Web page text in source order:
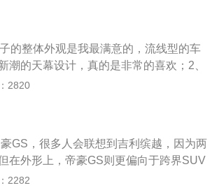
材质非常好，做工也很精细，车内到处
是满意。中控台和车门的衬板摸起来手感
，另外整车内饰很注重科技感的融入，处
车内乘用空间足够用，后排也很宽敞，
驶位，还是在后排乘坐。都没有丝毫的压
的整体外观是我最满意的，流线型的车
的天幕设计，真的是非常的喜欢；2、
相中了这车的外观才来选车购车的，我也
能体现出中国风的元素，让人感觉很是满
出奇的好，完全可以有高挡车的感觉，另
都有科技线条的印记，让人很是喜欢；
，1米8的大个子不论是在驾驶位，在副
压迫感，整车宽大的轴距在这里起了决
2820
GS，很多人会联想到吉利缤越，因为两
在外形上，帝豪GS则更偏向于跨界SUV
车顶线条。与传统SUV造型有别的跨界S
2282